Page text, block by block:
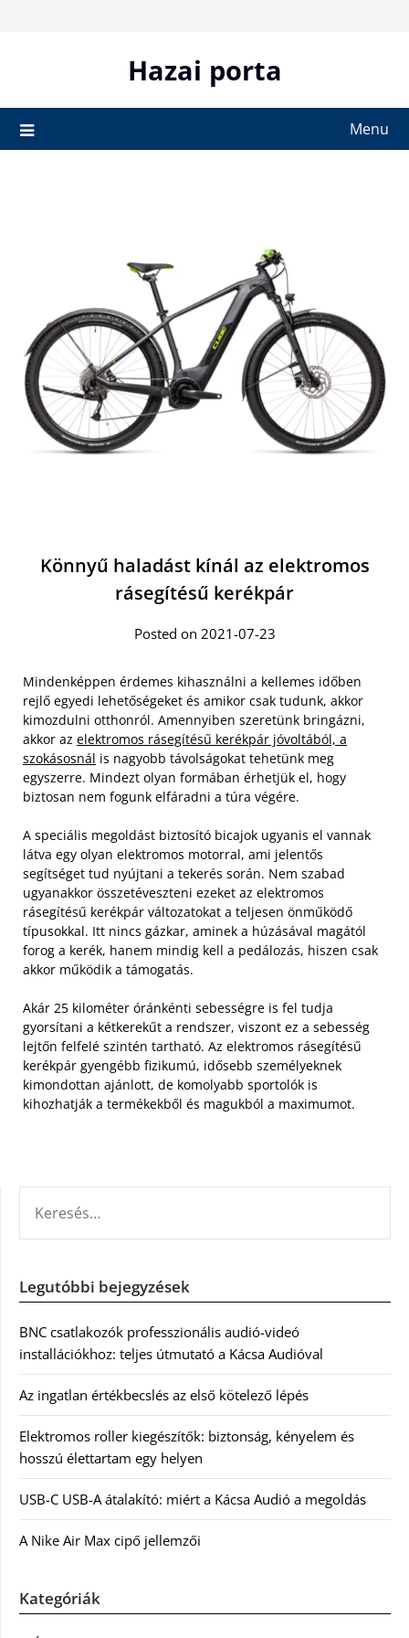
Hazai porta
Menu
Könnyű haladást kínál az elektromos
rásegítésű kerékpár
Posted on 2021-07-23
Mindenképpen érdemes kihasználni a kellemes időben
rejlő egyedi lehetőségeket és amikor csak tudunk, akkor
kimozdulni otthonról. Amennyiben szeretünk bringázni,
akkor az elektromos rásegítésű kerékpár jóvoltából, a
szokásosnál is nagyobb távolságokat tehetünk meg
egyszerre. Mindezt olyan formában érhetjük el, hogy
biztosan nem fogunk elfáradni a túra végére.
A speciális megoldást biztosító bicajok ugyanis el vannak
látva egy olyan elektromos motorral, ami jelentős
segítséget tud nyújtani a tekerés során. Nem szabad
ugyanakkor összetéveszteni ezeket az elektromos
rásegítésű kerékpár változatokat a teljesen önműködő
típusokkal. Itt nincs gázkar, aminek a húzásával magától
forog a kerék, hanem mindig kell a pedálozás, hiszen csak
akkor működik a támogatás.
Akár 25 kilométer óránkénti sebességre is fel tudja
gyorsítani a kétkerekűt a rendszer, viszont ez a sebesség
lejtőn felfelé szintén tartható. Az elektromos rásegítésű
kerékpár gyengébb fizikumú, idősebb személyeknek
kimondottan ajánlott, de komolyabb sportolók is
kihozhatják a termékekből és magukból a maximumot.
Legutóbbi bejegyzések
BNC csatlakozók professzionális audió-videó
installációkhoz: teljes útmutató a Kácsa Audióval
Az ingatlan értékbecslés az első kötelező lépés
Elektromos roller kiegészítők: biztonság, kényelem és
hosszú élettartam egy helyen
USB-C USB-A átalakító: miért a Kácsa Audió a megoldás
A Nike Air Max cipő jellemzői
Kategóriák